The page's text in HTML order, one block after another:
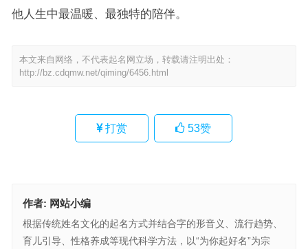
他人生中最温暖、最独特的陪伴。
本文来自网络，不代表起名网立场，转载请注明出处：
http://bz.cdqmw.net/qiming/6456.html
打赏 53赞
作者: 网站小编
根据传统姓名文化的起名方式并结合字的形音义、流行趋势、
育儿引导、性格养成等现代科学方法，以“为你起好名”为宗